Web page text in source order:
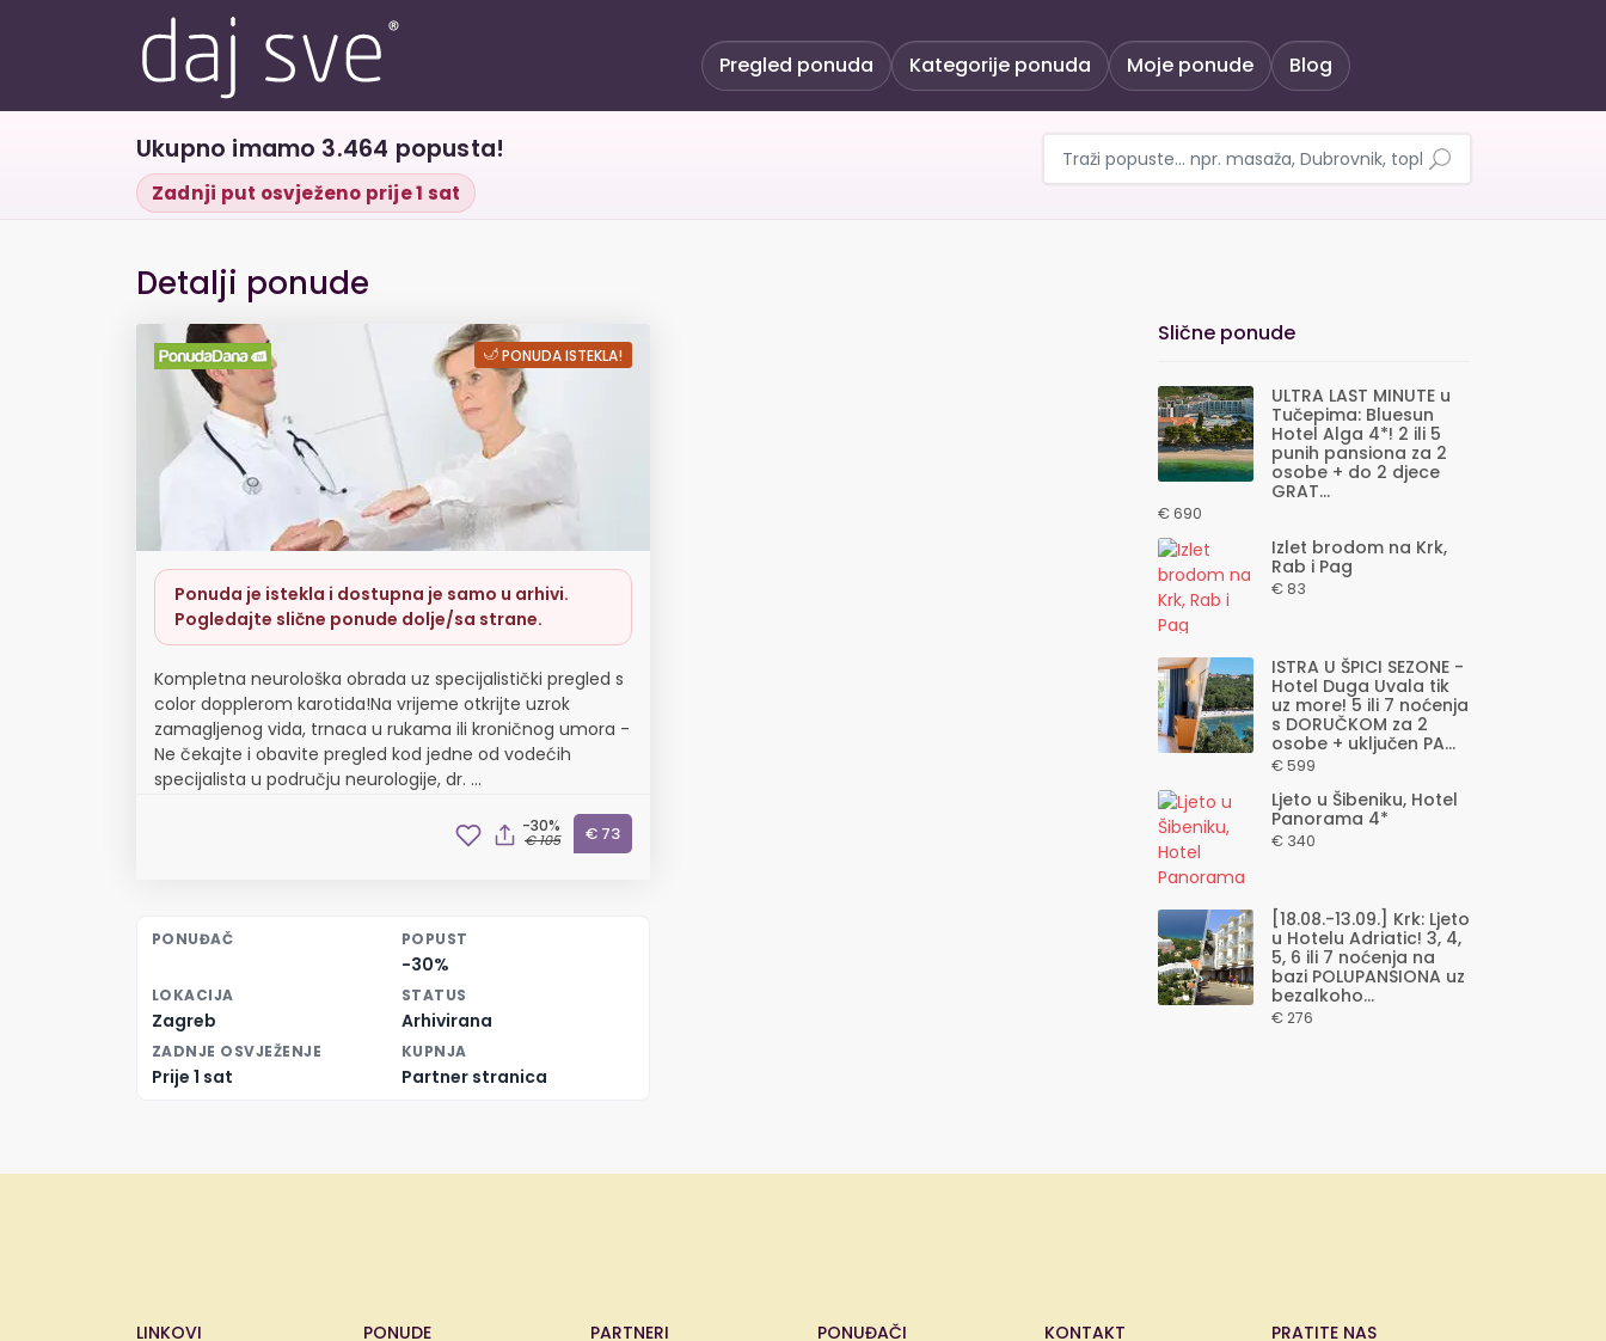
Pregled ponuda Kategorije ponuda Moje ponude Blog
Ukupno imamo 3.464 popusta!
Zadnji put osvježeno prije 1 sat
Detalji ponude
Kompletna neurološka obrada uz specijalistički pregled s
PONUDA ISTEKLA!
Ponuda je istekla i dostupna je samo u arhivi.
Pogledajte slične ponude dolje/sa strane.
Kompletna neurološka obrada uz specijalistički pregled s
color dopplerom karotida!Na vrijeme otkrijte uzrok
zamagljenog vida, trnaca u rukama ili kroničnog umora -
Ne čekajte i obavite pregled kod jedne od vodećih
specijalista u području neurologije, dr. ...
-30%
€ 105 € 73
PONUĐAČ POPUST
-30%
LOKACIJA
Zagreb
STATUS
Arhivirana
ZADNJE OSVJEŽENJE
Prije 1 sat
KUPNJA
Partner stranica
Slične ponude
ULTRA LAST MINUTE u
Tučepima: Bluesun
Hotel Alga 4*! 2 ili 5
punih pansiona za 2
osobe + do 2 djece
GRAT...
€ 690
Izlet brodom na Krk,
Rab i Pag
€ 83
ISTRA U ŠPICI SEZONE -
Hotel Duga Uvala tik
uz more! 5 ili 7 noćenja
s DORUČKOM za 2
osobe + uključen PA...
€ 599
Ljeto u Šibeniku, Hotel
Panorama 4*
€ 340
[18.08.-13.09.] Krk: Ljeto
u Hotelu Adriatic! 3, 4,
5, 6 ili 7 noćenja na
bazi POLUPANSIONA uz
bezalkoho...
€ 276
LINKOVI
PONUDE
PARTNERI
PONUĐAČI
KONTAKT
PRATITE NAS